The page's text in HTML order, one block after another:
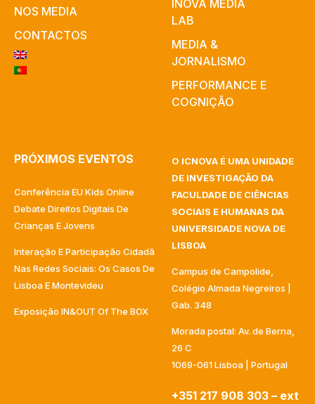
NOS MEDIA
CONTACTOS
INOVA MEDIA
LAB
MEDIA &
JORNALISMO
PERFORMANCE E
COGNIÇÃO
PRÓXIMOS EVENTOS
Conferência EU Kids Online
Debate Direitos Digitais De
Crianças E Jovens
Interação E Participação Cidadã
Nas Redes Sociais: Os Casos De
Lisboa E Montevideu
Exposição IN&OUT Of The BOX
O ICNOVA É UMA UNIDADE
DE INVESTIGAÇÃO DA
FACULDADE DE CIÊNCIAS
SOCIAIS E HUMANAS DA
UNIVERSIDADE NOVA DE
LISBOA
Campus de Campolide,
Colégio Almada Negreiros |
Gab. 348
Morada postal: Av. de Berna,
26 C
1069-061 Lisboa | Portugal
+351 217 908 303 – ext